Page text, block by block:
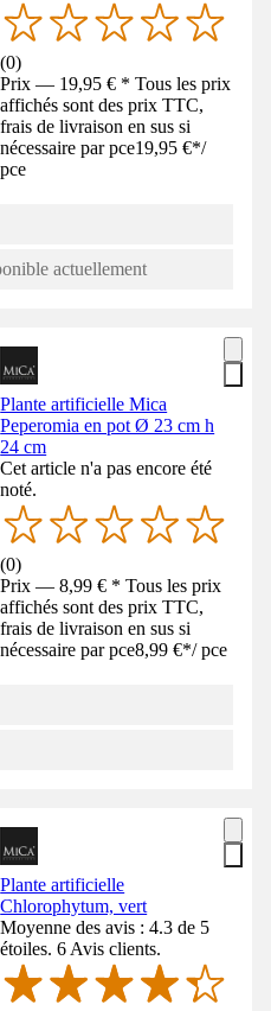
(0)
Prix — 19,95 € * Tous les prix
affichés sont des prix TTC,
frais de livraison en sus si
nécessaire par pce19,95 €*/
pce
actuellement
Plante artificielle Mica
Peperomia en pot Ø 23 cm h
24 cm
Cet article n'a pas encore été
noté.
(0)
Prix — 8,99 € * Tous les prix
affichés sont des prix TTC,
frais de livraison en sus si
nécessaire par pce8,99 €*/ pce
Plante artificielle
Chlorophytum, vert
Moyenne des avis : 4.3 de 5
étoiles. 6 Avis clients.